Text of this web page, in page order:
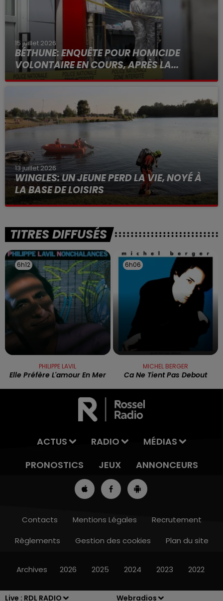
Live : RDL RADIO Webradios
8h00 - 10h00
15 juillet 2026
BÉTHUNE: ENQUÊTE POUR HOMICIDE
VOLONTAIRE EN COURS, APRÈS LA...
Selon les premiers éléments, le logement servait
13 juillet 2026
WINGLES: UN JEUNE PERD LA VIE, NOYÉ À
LA BASE DE LOISIRS
La victime a coulé à pic
TITRES DIFFUSÉS
6h12
6h12
PHILIPPE LAVIL
Elle Préfère L'amour En Mer
6h06
6h06
MICHEL BERGER
Ca Ne Tient Pas Debout
ACTUS RADIO
MÉDIAS
PRONOSTICS
JEUX ANNONCEURS
Contacts Mentions Légales
Recrutement
Règlements
Gestion des cookies Plan du site
Archives 2026 2025 2024 2023 2022